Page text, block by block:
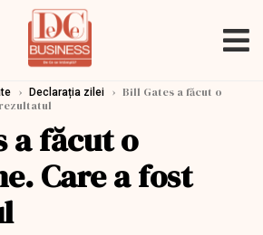
› Declarația zilei › Bill Gates a făcut o
a făcut o
Care a fost